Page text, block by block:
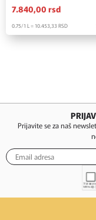
7.840,00 rsd
0.75/1 L = 10.453,33 RSD
Prijavite se za naš